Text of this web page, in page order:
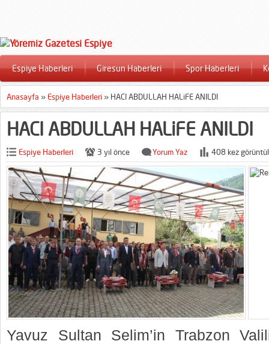
Espiye Haberleri Giresun Haberleri Spor Haberleri
Anasayfa » Espiye Haberleri » HACI ABDULLAH HALiFE ANILDI
HACI ABDULLAH HALiFE ANILDI
Espiye Haberleri 3 yıl önce Yorum Yaz 408 kez
Yavuz Sultan Selim’in Trabzon